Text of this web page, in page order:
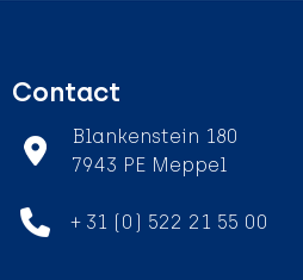
Contact
Blankenstein 180
7943 PE Meppel
+ 31 (0) 522 21 55 00